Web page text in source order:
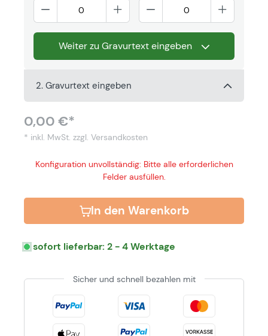
Weiter zu Gravurtext eingeben
2. Gravurtext eingeben
0,00 €*
* inkl. MwSt. zzgl. Versandkosten
Konfiguration unvollständig: Bitte alle erforderlichen
Felder ausfüllen.
In den Warenkorb
sofort lieferbar: 2 - 4 Werktage
Sicher und schnell bezahlen mit